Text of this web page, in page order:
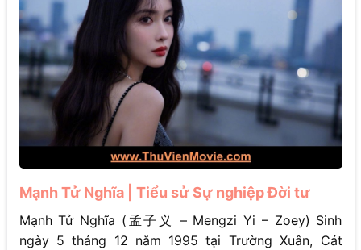
Mạnh Tử Nghĩa | Tiểu sử Sự nghiệp Đời tư
Mạnh Tử Nghĩa (孟子义 – Mengzi Yi – Zoey) Sinh
ngày 5 tháng 12 năm 1995 tại Trường Xuân, Cát